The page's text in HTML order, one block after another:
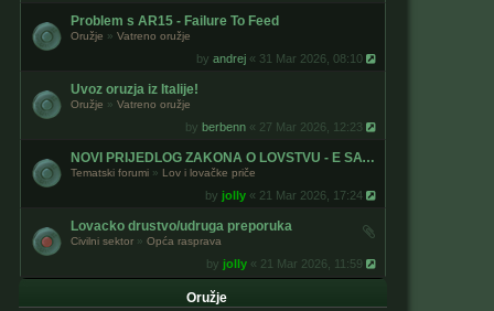
Problem s AR15 - Failure To Feed
Oružje » Vatreno oružje
by andrej« 31 Mar 2026, 08:10
Uvoz oruzja iz Italije!
Oružje » Vatreno oružje
by berbenn« 27 Mar 2026, 12:23
NOVI PRIJEDLOG ZAKONA O LOVSTVU - E SAVJETOVANJE
Tematski forumi » Lov i lovačke priče
by jolly« 21 Mar 2026, 17:24
Lovacko drustvo/udruga preporuka
Civilni sektor » Opća rasprava
by jolly« 21 Mar 2026, 11:59
Oružje